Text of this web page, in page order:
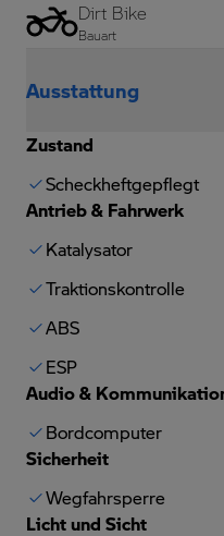
Dirt Bike
Bauart
Ausstattung
Zustand
Scheckheftgepflegt
Antrieb & Fahrwerk
Katalysator
Traktionskontrolle
ABS
ESP
Audio &
Bordcomputer
Sicherheit
Wegfahrsperre
Licht und Sicht